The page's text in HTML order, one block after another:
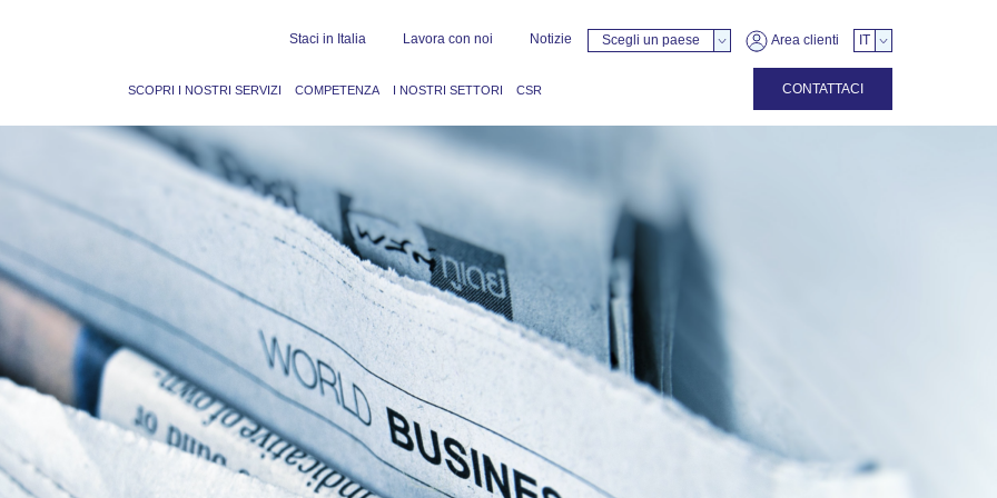
Staci in Italia Lavora con noi Notizie Scegli un paese Area clienti IT
SCOPRI I NOSTRI SERVIZI COMPETENZA I NOSTRI SETTORI CSR CONTATTACI